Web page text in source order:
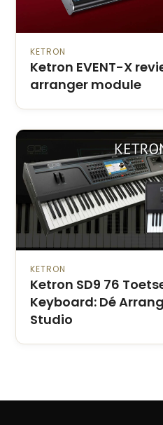
KETRON
Ketron EVENT-X
arranger module
KETRON
Ketron SD9 76
Keyboard: Dé
Studio